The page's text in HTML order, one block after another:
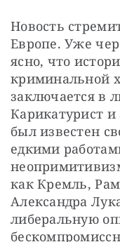
Новость
Европе. Уже
ясно, что
криминальной
заключается в
Карикатурист
был известен
едкими
как Кремль,
Александра
либеральную